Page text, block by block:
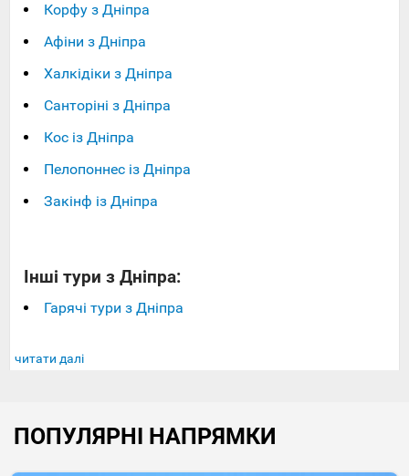
Корфу з Дніпра
Афіни з Дніпра
Халкідіки з Дніпра
Санторіні з Дніпра
Кос із Дніпра
Пелопоннес із Дніпра
Закінф із Дніпра
Інші тури з Дніпра:
Гарячі тури з Дніпра
читати далі
ПОПУЛЯРНІ НАПРЯМКИ